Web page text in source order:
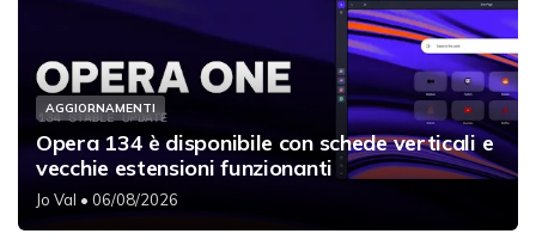
AGGIORNAMENTI
Opera 134 è disponibile con schede verticali e
vecchie estensioni funzionanti
Jo Val • 06/08/2026